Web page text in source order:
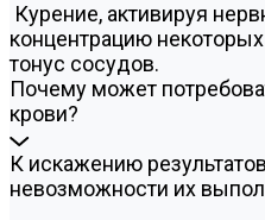
Курение, активируя
концентрацию
тонус сосудов.
Почему может
крови?
К искажению
невозможности их